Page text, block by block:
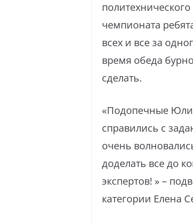
чемпионата
всех и все за
время обеда
сделать.
«Подопечные
справились с
очень
доделать все до
экспертов! » –
категории Елена